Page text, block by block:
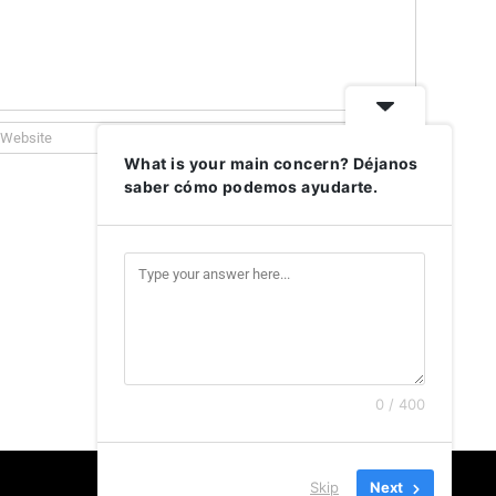
What is your main concern? Déjanos
saber cómo podemos ayudarte.
0 / 400
Skip Next